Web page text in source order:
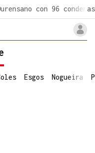
con 96 condenas
Esgos Nogueira